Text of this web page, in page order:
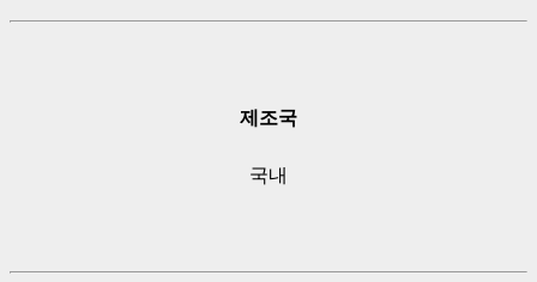
제조국
국내